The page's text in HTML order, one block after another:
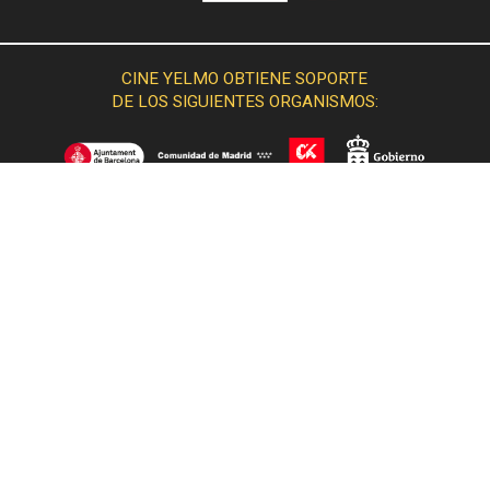
CINE YELMO OBTIENE SOPORTE
DE LOS SIGUIENTES ORGANISMOS: